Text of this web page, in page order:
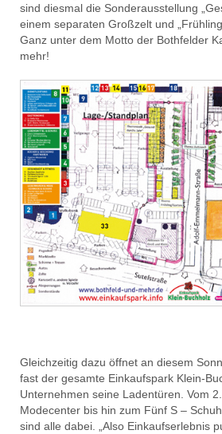
sind diesmal die Sonderausstellung
einem separaten Großzelt und
Ganz unter dem Motto der Bothfelder
mehr!
Gleichzeitig dazu öffnet an diesem
fast der gesamte Einkaufspark Klein-
Unternehmen seine Ladentüren. Vom
Modecenter bis hin zum Fünf S –
sind alle dabei. „Also Einkaufserlebnis